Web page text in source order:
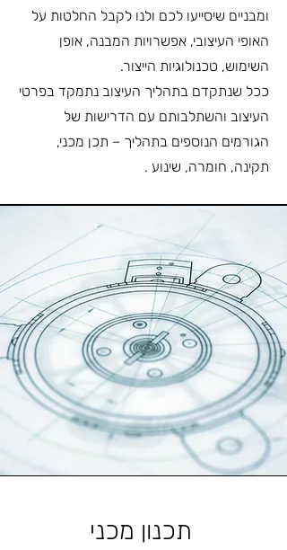
ומבניים שיסייעו לכם ולנו לקבל החלטות על
האופי העיצובי, אפשרויות המבנה, אופן
השימוש, טכנולוגיות הייצור.
ככל שנתקדם בתהליך העיצוב נתמקד בפרטי
העיצוב והשתלבותם עם הדרישות של
הגורמים הנוספים בתהליך – תכן מכני,
תקינה, חומרה, שינוע .